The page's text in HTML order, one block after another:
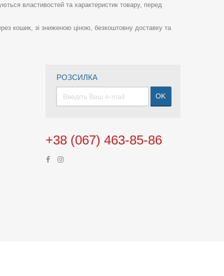
властивостей та характеристик товару, перед
кошик, зі зниженою ціною, безкоштовну доставку та
РОЗСИЛКА
OK
+38 (067) 463-85-86